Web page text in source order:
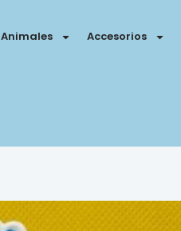
Animales Accesorios